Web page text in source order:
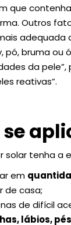
que
Outros
adequada
pó, bruma
da
reativas”.
solar tenha
em
de casa;
de difícil
lábios,